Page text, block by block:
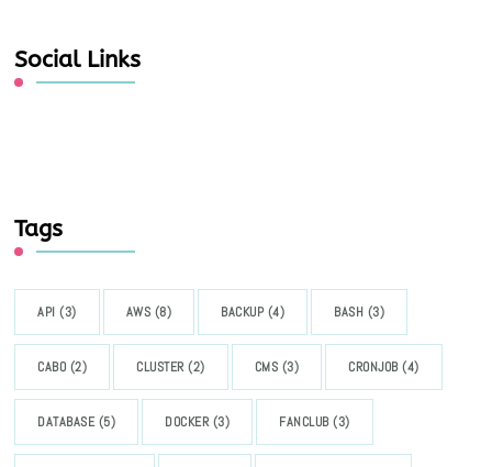
Social Links
Tags
API (3) AWS (8) BACKUP(4) BASH (3)
CABO (2) CLUSTER(2) CMS (3) CRONJOB(4)
DATABASE(5) DOCKER(3) FANCLUB(3)